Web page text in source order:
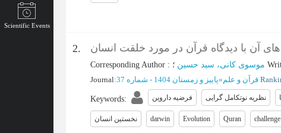
Scientific Events
2. آن با دیدگاه قرآن در مورد خلقت انسان
Corresponding Author : موسوی کانی، سید حسین
Journal: قرآن و علم»پاییز و زمستان 1404 - شماره 37
Keywords: فرضیه داروین نظریه نوتکامل گرایی
نخستین انسان darwin Evolution Quran challenge